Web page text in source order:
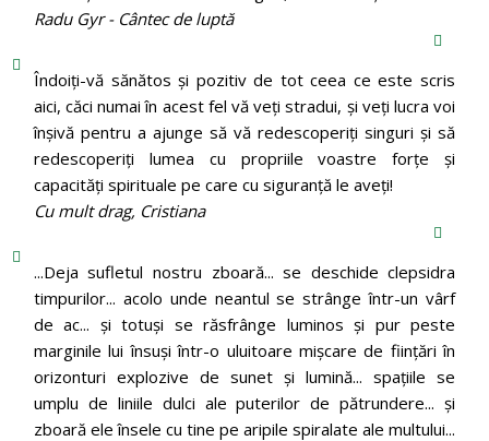
Radu Gyr - Cântec de luptă
Îndoiți-vă sănătos și pozitiv de tot ceea ce este scris
aici, căci numai în acest fel vă veți stradui, și veți lucra voi
înșivă pentru a ajunge să vă redescoperiți singuri și să
redescoperiți lumea cu propriile voastre forțe și
capacități spirituale pe care cu siguranță le aveți!
Cu mult drag, Cristiana
...Deja sufletul nostru zboară... se deschide clepsidra
timpurilor... acolo unde neantul se strânge într-un vârf
de ac... și totuși se răsfrânge luminos și pur peste
marginile lui însuși într-o uluitoare mișcare de ființări în
orizonturi explozive de sunet și lumină... spațiile se
umplu de liniile dulci ale puterilor de pătrundere... și
zboară ele însele cu tine pe aripile spiralate ale multului...